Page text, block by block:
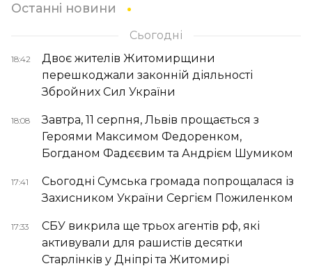
Останні новини
Сьогодні
18:42
Двоє жителів Житомирщини
перешкоджали законній діяльності
Збройних Сил України
18:08
Завтра, 11 серпня, Львів прощається з
Героями Максимом Федоренком,
Богданом Фадєєвим та Андрієм Шумиком
17:41
Сьогодні Сумська громада попрощалася із
Захисником України Сергієм Пожиленком
17:33
СБУ викрила ще трьох агентів рф, які
активували для рашистів десятки
Старлінків у Дніпрі та Житомирі